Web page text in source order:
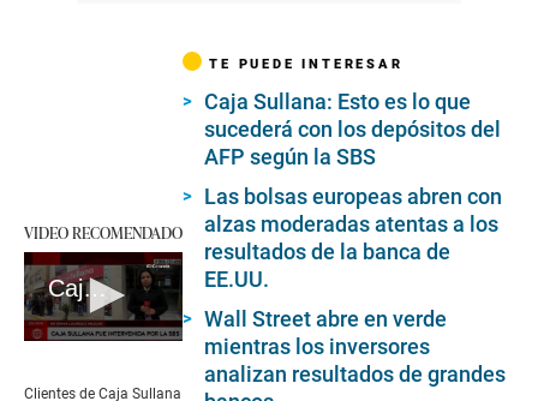
VIDEO RECOMENDADO
Caja Sullana es intervenida por la SBS
of
Clientes de Caja Sullana
TE PUEDE INTERESAR
Caja Sullana: Esto es lo que
sucederá con los depósitos del
AFP según la SBS
Las bolsas europeas abren con
alzas moderadas atentas a los
resultados de la banca de
EE.UU.
Wall Street abre en verde
mientras los inversores
analizan resultados de grandes